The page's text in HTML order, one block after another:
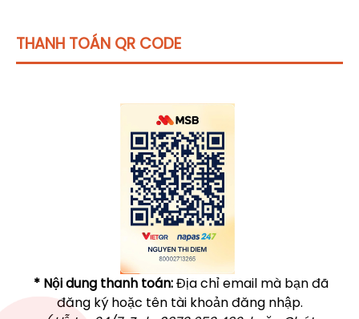
THANH TOÁN QR CODE
* Nội dung thanh toán:Địa chỉ email mà bạn đã
đăng ký hoặc tên tài khoản đăng nhập.